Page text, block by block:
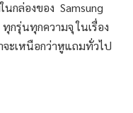
กล่องของ Samsung
ทุกรุ่นทุกความจุ ในเรื่อง
จะเหนือกว่าหูแถมทั่วไป